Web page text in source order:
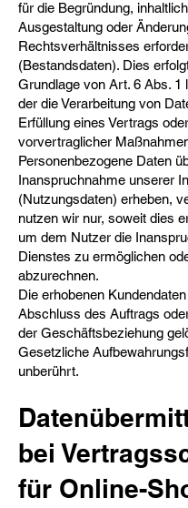
für die Begründung,
Ausgestaltung oder
Rechtsverhältnisses
(Bestandsdaten). Dies
Grundlage von Art. 6 Abs. 1
der die Verarbeitung von
Erfüllung eines Vertrags oder
vorvertraglicher
Personenbezogene Daten
Inanspruchnahme unserer
(Nutzungsdaten) erheben,
nutzen wir nur, soweit dies
um dem Nutzer die
Dienstes zu ermöglichen
abzurechnen.
Die erhobenen
Abschluss des Auftrags
der Geschäftsbeziehung
Gesetzliche
unberührt.
bei
für Online-